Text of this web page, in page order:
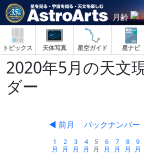
月齢
トピックス 天体写真 星空ガイド 星ナビ
2020年5月の天文
ダー
◀ 前月 バックナンバー
1
月
2
月
3
月
4
月
5
月
6
月
7
月
8
月
9
月